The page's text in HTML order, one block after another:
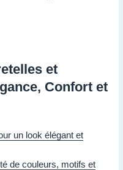
et
Confort et
un look élégant et
de couleurs, motifs et